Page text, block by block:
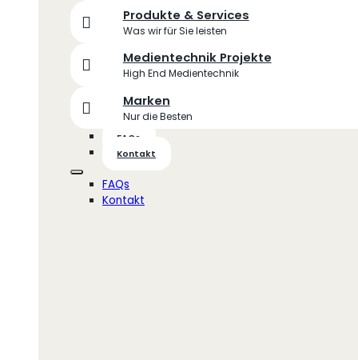
Produkte & Services
Was wir für Sie leisten
Medientechnik Projekte
High End Medientechnik
Marken
Nur die Besten
FAQs
Kontakt
FAQs
Kontakt